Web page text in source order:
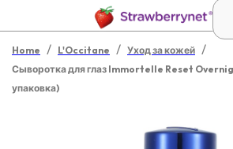
Home / L'Occitane / Уход за кожей /
Сыворотка для глаз Immortelle Reset
упаковка)